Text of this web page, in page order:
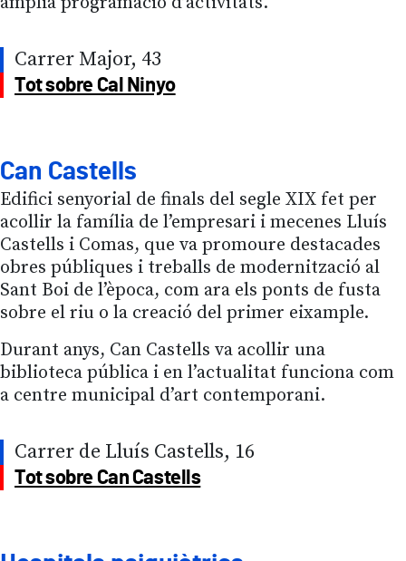
Carrer Major, 43
Tot sobre Cal Ninyo
Can Castells
Edifici senyorial de finals del segle XIX fet per
acollir la família de l’empresari i mecenes Lluís
Castells i Comas, que va promoure destacades
obres públiques i treballs de modernització al
Sant Boi de l’època, com ara els ponts de fusta
sobre el riu o la creació del primer eixample.
Durant anys, Can Castells va acollir una
biblioteca pública i en l’actualitat funciona com
a centre municipal d’art contemporani.
Carrer de Lluís Castells, 16
Tot sobre Can Castells